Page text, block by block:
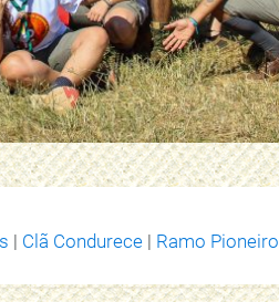
| Clã Condurece | Ramo Pioneiro